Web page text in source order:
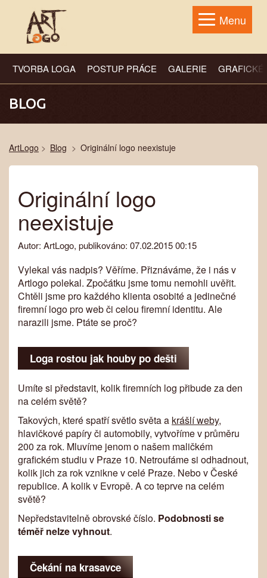
Menu
TVORBA LOGA POSTUP PRÁCE GALERIE GRAFICKÉ
BLOG
ArtLogo Blog Originální logo neexistuje
Originální logo
neexistuje
Autor: ArtLogo, publikováno: 07.02.2015 00:15
Vylekal vás nadpis? Věříme. Přiznáváme, že i nás v
Artlogo polekal. Zpočátku jsme tomu nemohli uvěřit.
Chtěli jsme pro každého klienta osobité a jedinečné
firemní logo pro web či celou firemní identitu. Ale
narazili jsme. Ptáte se proč?
Loga rostou jak houby po dešti
Umíte si představit, kolik firemních log přibude za den
na celém světě?
Takových, které spatří světlo světa a krášlí weby,
hlavičkové papíry či automobily, vytvoříme v průměru
200 za rok. Mluvíme jenom o našem maličkém
grafickém studiu v Praze 10. Netroufáme si odhadnout,
kolik jich za rok vznikne v celé Praze. Nebo v České
republice. A kolik v Evropě. A co teprve na celém
světě?
Nepředstavitelně obrovské číslo. Podobnosti se
téměř nelze vyhnout.
Čekání na krasavce